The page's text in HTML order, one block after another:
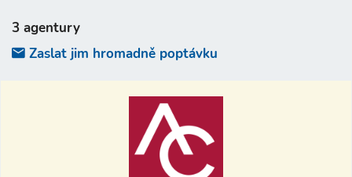
3 agentury
Zaslat jim hromadně poptávku